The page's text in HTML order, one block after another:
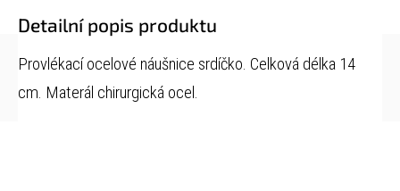
Detailní popis produktu
Provlékací ocelové náušnice srdíčko. Celková délka 14
cm. Materál chirurgická ocel.